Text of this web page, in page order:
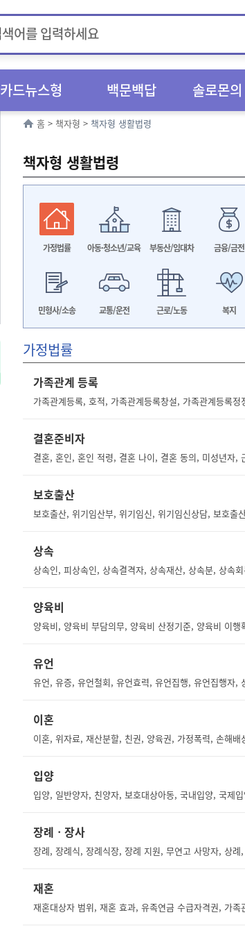
카드뉴스형 백문백답 솔로몬
홈 > 책자형 > 책자형 생활법령
책자형 생활법령
가정법률 아동·청소년/교육 부동산/임대차 금융/금전
민형사/소송 교통/운전 근로/노동 복지
가정법률
가족관계 등록
가족관계등록, 호적, 가족관계등록창설, 가족관계등록
결혼준비자
보호출산
상속
상속인, 피상속인, 상속결격자, 상속재산, 상속분, 상속
양육비
유언
유언, 유증, 유언철회, 유언효력, 유언집행, 유언집행자,
이혼
이혼, 위자료, 재산분할, 친권, 양육권, 가정폭력, 손해
입양
장례ㆍ장사
재혼
재혼대상자 범위, 재혼 효과, 유족연금 수급자격권, 가